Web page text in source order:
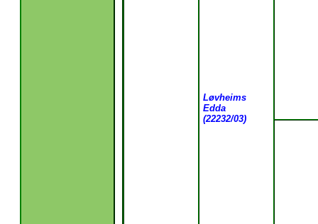
Løvheims
Edda
(22232/03)